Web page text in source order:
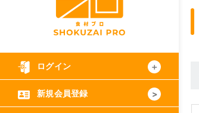
ログイン
新規会員登録